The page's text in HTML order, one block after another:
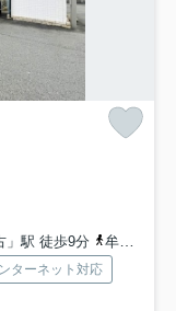
」駅 徒歩9分 牟岐線「阿波富田」駅 徒歩36分
ターネット対応